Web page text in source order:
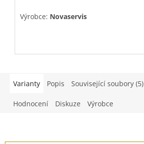
Výrobce: Novaservis
Varianty Popis Související soubory (5)
Hodnocení Diskuze Výrobce